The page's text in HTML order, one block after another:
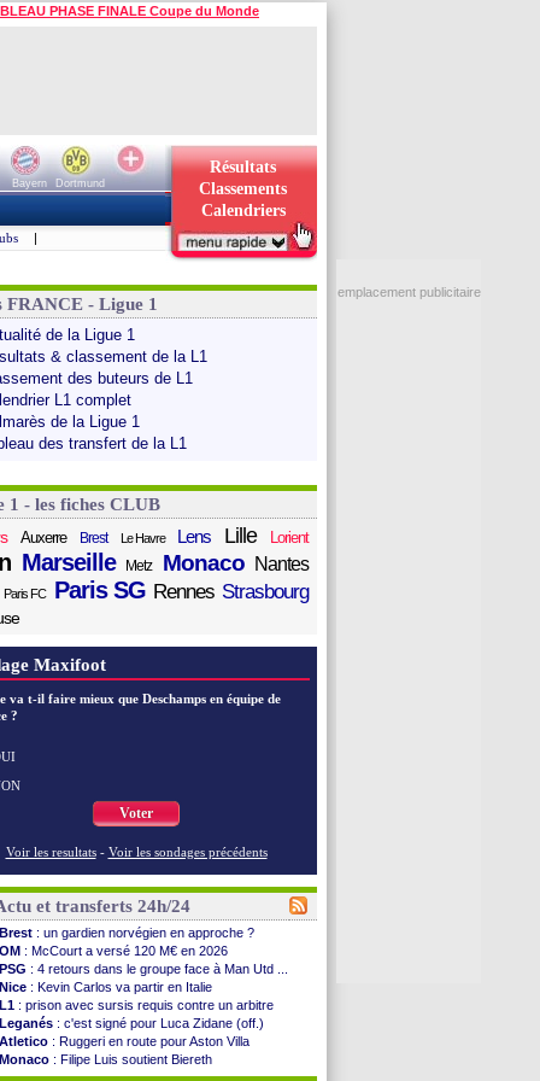
PHASE FINALE Coupe du Monde
Bayern
Dortmund
Résultats
Classements
Calendriers
|
FRANCE - Ligue 1
de la Ligue 1
& classement de la L1
des buteurs de L1
L1 complet
de la Ligue 1
des transfert de la L1
1 - les fiches CLUB
Auxerre Brest Le Havre Lens Lille Lorient
Marseille Metz Monaco Nantes
Paris FC Paris SG Rennes Strasbourg
Maxifoot
va t-il faire mieux que Deschamps en équipe de
?
Voter
Voir les resultats - Voir les sondages précédents
et transferts 24h/24
Brest : un gardien norvégien en approche ?
OM : McCourt a versé 120 M€ en 2026
PSG : 4 retours dans le groupe face à Man Utd ...
Nice : Kevin Carlos va partir en Italie
L1 : prison avec sursis requis contre un arbitre
Leganés : c'est signé pour Luca Zidane (off.)
Atletico : Ruggeri en route pour Aston Villa
Monaco : Filipe Luis soutient Biereth
Lyon: Mangala prêté à Getafe (officiel)
emplacement publicitaire